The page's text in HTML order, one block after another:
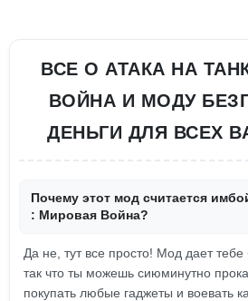
ВСЕ О АТАКА НА
ВОЙНА И МОДУ
ДЕНЬГИ ДЛЯ ВСЕХ
Почему этот мод считается
: Мировая Война?
Да не, тут все просто! Мод дает тебе
так что ты можешь сиюминутно
покупать любые гаджеты и воевать